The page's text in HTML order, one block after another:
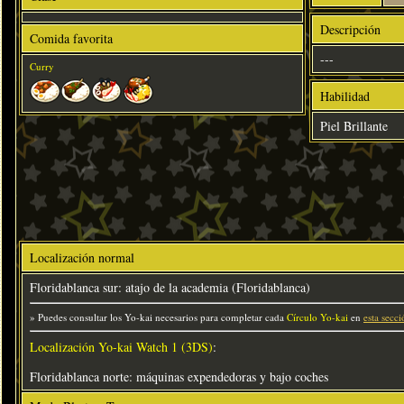
Comida favorita
Curry
Descripción
---
Habilidad
Piel Brillante
Localización normal
Floridablanca sur: atajo de la academia (Floridablanca)
» Puedes consultar los Yo-kai necesarios para completar cada Círculo Yo-kai en esta
Localización Yo-kai Watch 1 (3DS):
Floridablanca norte: máquinas expendedoras y bajo coches